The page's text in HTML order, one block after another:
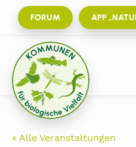
FORUM APP
« Alle Veranstaltungen